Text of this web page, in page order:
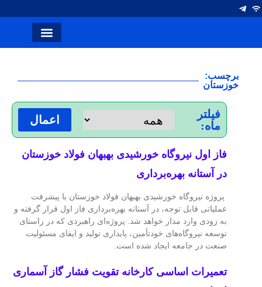
برچسب:
خوزستان
فیلتر
ماه:
اعمال
فاز اول نیروگاه خورشیدی بهبهان فولاد خوزستان
در آستانه بهره‌برداری
پروژه نیروگاه خورشیدی بهبهان فولاد خوزستان با پیشرفت
عملیاتی قابل‌ توجه، در آستانه بهره‌برداری فاز اول قرار گرفته و
به‌ زودی وارد مدار خواهد شد. پروژه‌ای راهبردی که در راستای
توسعه نیروگاه‌های خودتأمین، پایداری تولید و ایفای مسئولیت
صنعت در جامعه ایجاد شده است.
تعمیرات اساسی كارخانه تقویت فشار گاز آسماری